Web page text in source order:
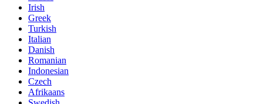
Irish
Greek
Turkish
Italian
Danish
Romanian
Indonesian
Czech
Afrikaans